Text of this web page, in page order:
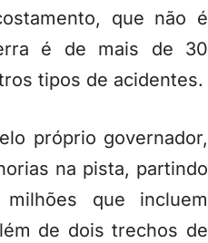
que não é
é de mais de 30
tipos de acidentes.
próprio governador,
na pista, partindo
que incluem
de dois trechos de